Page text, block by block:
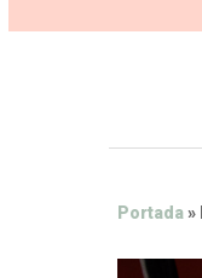
Portada»